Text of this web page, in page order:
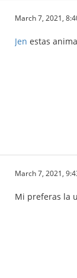
March 7, 2021,
Jen estas
March 7, 2021,
Mi preferas la